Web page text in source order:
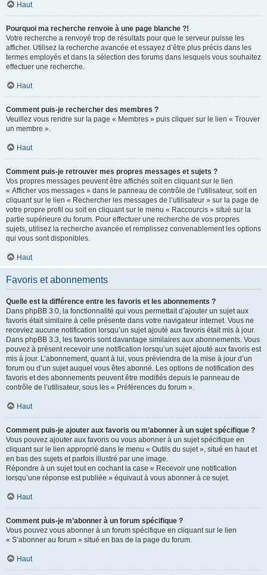
Haut
Pourquoi ma recherche renvoie à une page blanche ?!
Votre recherche a renvoyé trop de résultats pour que le serveur puisse les
afficher. Utilisez la recherche avancée et essayez d’être plus précis dans les
termes employés et dans la sélection des forums dans lesquels vous souhaitez
effectuer une recherche.
Haut
Comment puis-je rechercher des membres ?
Veuillez vous rendre sur la page « Membres » puis cliquer sur le lien « Trouver
un membre ».
Haut
Comment puis-je retrouver mes propres messages et sujets ?
Vos propres messages peuvent être affichés soit en cliquant sur le lien
« Afficher vos messages » dans le panneau de contrôle de l’utilisateur, soit en
cliquant sur le lien « Rechercher les messages de l’utilisateur » sur la page de
votre propre profil ou soit en cliquant sur le menu « Raccourcis » situé sur la
partie supérieure du forum. Pour effectuer une recherche de vos propres
sujets, utilisez la recherche avancée et remplissez convenablement les options
qui vous sont disponibles.
Haut
Favoris et abonnements
Quelle est la différence entre les favoris et les abonnements ?
Dans phpBB 3.0, la fonctionnalité qui vous permettait d’ajouter un sujet aux
favoris était similaire à celle présente dans votre navigateur internet. Vous ne
receviez aucune notification lorsqu’un sujet ajouté aux favoris était mis à jour.
Dans phpBB 3.3, les favoris sont davantage similaires aux abonnements. Vous
pouvez à présent recevoir une notification lorsqu’un sujet ajouté aux favoris est
mis à jour. L’abonnement, quant à lui, vous préviendra de la mise à jour d’un
forum ou d’un sujet auquel vous êtes abonné. Les options de notification des
favoris et des abonnements peuvent être modifiés depuis le panneau de
contrôle de l’utilisateur, sous les « Préférences du forum ».
Haut
Comment puis-je ajouter aux favoris ou m’abonner à un sujet spécifique ?
Vous pouvez ajouter aux favoris ou vous abonner à un sujet spécifique en
cliquant sur le lien approprié dans le menu « Outils du sujet », situé en haut et
en bas des sujets et parfois illustré par une image.
Répondre à un sujet tout en cochant la case « Recevoir une notification
lorsqu’une réponse est publiée » équivaut à vous abonner à ce sujet.
Haut
Comment puis-je m’abonner à un forum spécifique ?
Vous pouvez vous abonner à un forum spécifique en cliquant sur le lien
« S’abonner au forum » situé en bas de la page du forum.
Haut